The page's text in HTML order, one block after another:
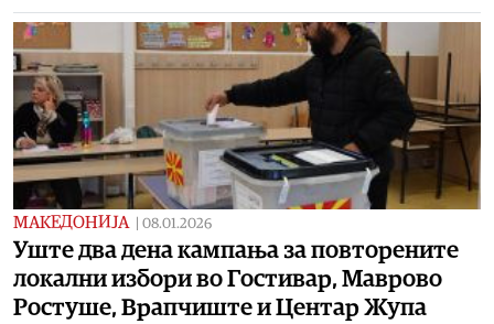
МАКЕДОНИЈА 08.01.2026
Уште два дена кампања за повторените
локални избори во Гостивар, Маврово
Ростуше, Врапчиште и Центар Жупа